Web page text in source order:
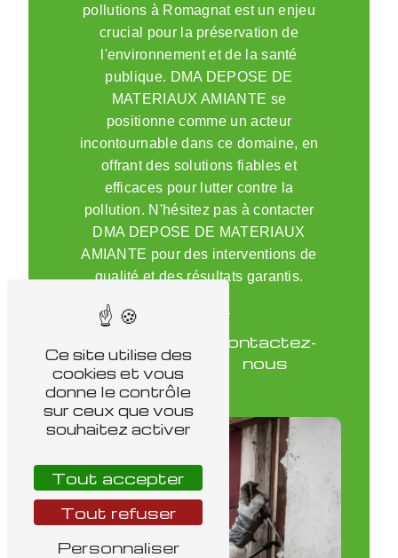
pollutions à Romagnat est un enjeu
crucial pour la préservation de
l'environnement et de la santé
publique. DMA DEPOSE DE
MATERIAUX AMIANTE se
positionne comme un acteur
incontournable dans ce domaine, en
offrant des solutions fiables et
efficaces pour lutter contre la
pollution. N'hésitez pas à contacter
DMA DEPOSE DE MATERIAUX
AMIANTE pour des interventions de
qualité et des résultats garantis.
En
savoir
plus
Contactez-
nous
Ce site utilise des
cookies et vous
donne le contrôle
sur ceux que vous
souhaitez activer
Tout accepter
Tout refuser
Personnaliser